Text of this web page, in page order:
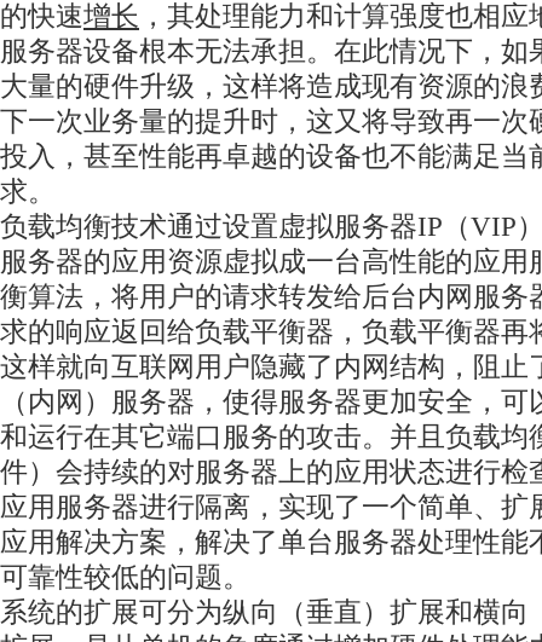
的快速增长 ，其处理能力和计算强度也相
服务器设备根本无法承担。在此情况下，如
大量的硬件升级，这样将造成现有资源的浪
下一次业务量的提升时，这又将导致再一次
投入，甚至性能再卓越的设备也不能满足当
求。
负载均衡技术通过设置虚拟服务器IP（VIP
服务器的应用资源虚拟成一台高性能的应用
衡算法，将用户的请求转发给后台内网服务
求的响应返回给负载平衡器，负载平衡器再
这样就向互联网用户隐藏了内网结构，阻止
（内网）服务器，使得服务器更加安全，
和运行在其它端口服务的攻击。并且负载均
件）会持续的对服务器上的应用状态进行检
应用服务器进行隔离，实现了一个简单、扩
应用解决方案，解决了单台服务器处理性能
可靠性较低的问题。
系统的扩展可分为纵向（垂直）扩展和横向